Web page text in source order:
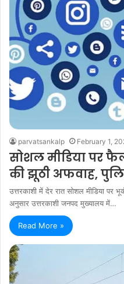
parvatsankalp February 1,
सोशल मीडिया पर
की झूठी अफवाह,
उत्तरकाशी में देर रात सोशल मीडिया
अनुसार उत्तरकाशी जनपद मुख्यालय में…
Read More »